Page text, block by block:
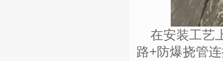
在安装工艺
路+防爆挠管